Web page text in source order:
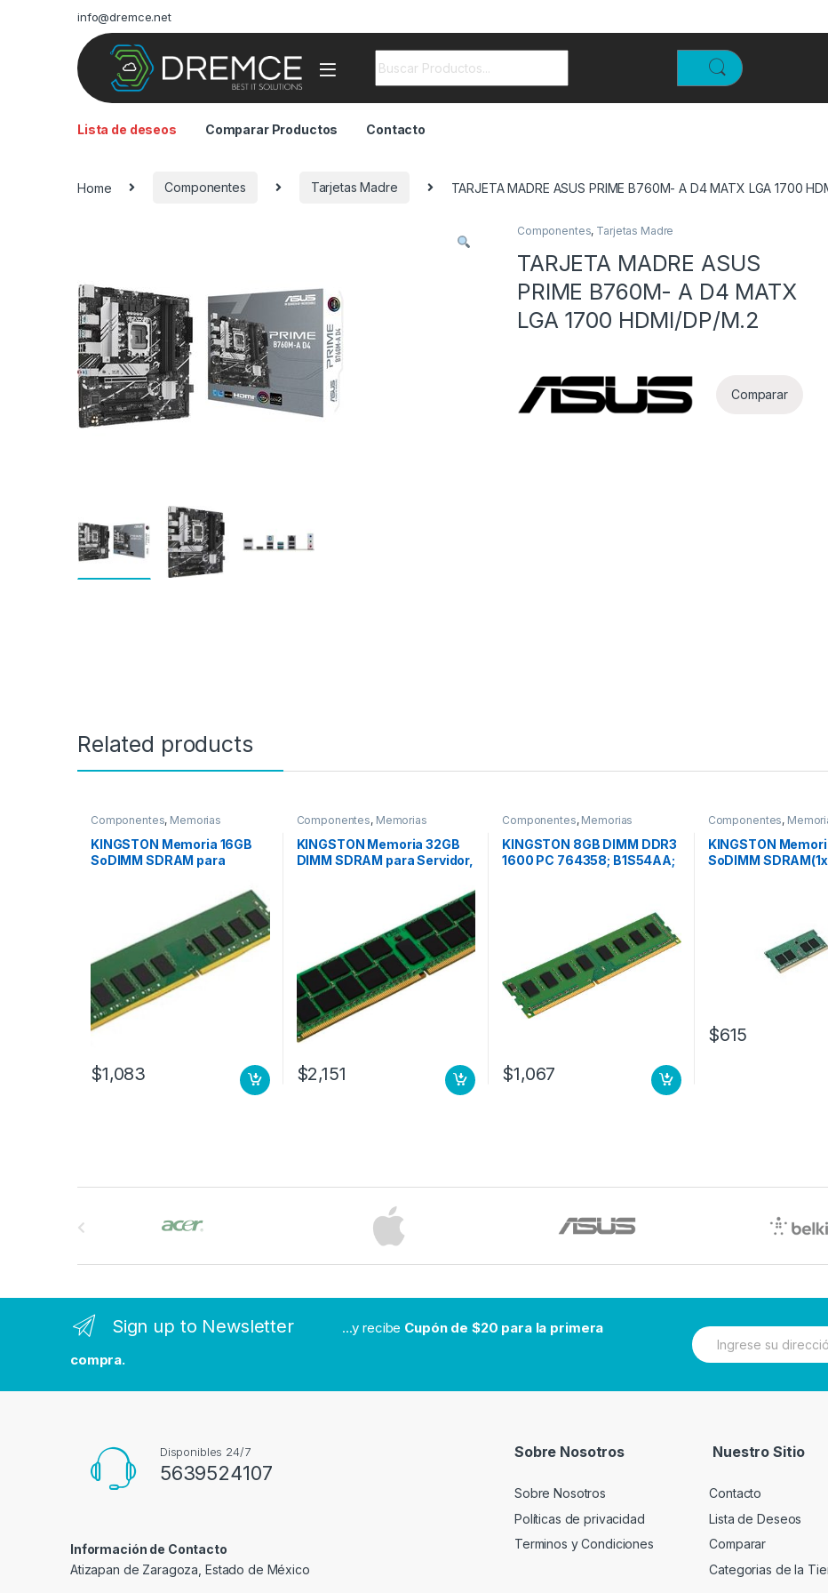
info@dremce.net
Lista de deseos Comparar Productos Contacto
Home Componentes Tarjetas Madre TARJETA MADRE ASUS PRIME B760M- A D4 MATX LGA 1700
Componentes, Tarjetas Madre
TARJETA MADRE ASUS
PRIME B760M- A D4 MATX
LGA 1700 HDMI/DP/M.2
Comparar
Related products
Componentes, Memorias
KINGSTON Memoria 16GB
SoDIMM SDRAM para
$1,083
Componentes, Memorias
KINGSTON Memoria 32GB
DIMM SDRAM para Servidor,
clavijas MHZ REG ECC LEN
7X77A01304 SERVE
$2,151
Componentes, Memorias
KINGSTON 8GB DIMM DDR3
1600 PC 764358; B1S54AA;
$1,067
Componentes,
KINGSTON
SoDIMM
$615
Sign up to Newsletter ...y recibe Cupón de $20 para la primera
compra.
N
e
w
Disponibles 24/7
5639524107
Información de Contacto
Atizapan de Zaragoza, Estado de México
Sobre Nosotros
Sobre Nosotros
Políticas de privacidad
Terminos y Condiciones
Nuestro Sitio
Contacto
Lista de Deseos
Comparar
Categorias de la